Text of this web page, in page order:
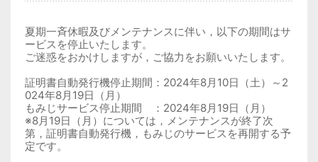
夏期一斉休暇及びメンテナンスに伴い，以下の期間はサ
ービスを停止いたします。
ご迷惑をおかけしますが，ご協力をお願いいたします。
証明書自動発行機停止期間： 2024年8月 10日 （土） ～ 2
024年8月 19日（月）
もみじサービス停止期間 ： 2024年8月 19日（月）
※8月 19日（月）については，メンテナンスが終了次
第，証明書自動発行機，もみじのサービスを再開する予
定です。